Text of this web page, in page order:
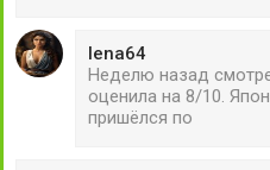
lena64
Неделю назад
оценила на 8/10.
пришёлся по